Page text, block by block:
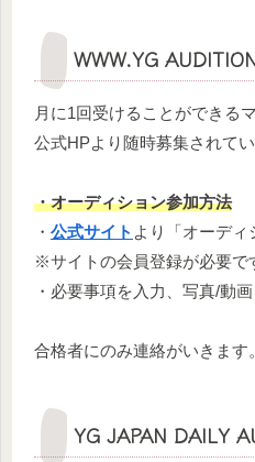
WWW.YG
月に1回受けることができる
公式HPより随時募集されてい
・オーディション参加方法
・ 公式サイト より「オーディ
※サイトの会員登録が必要で
・必要事項を入力、写真/動
合格者にのみ連絡がいきます。
YG JAPAN DAILY